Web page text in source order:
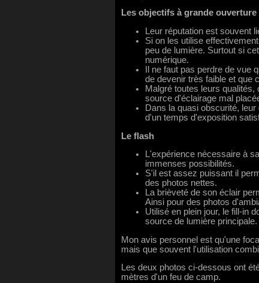
Les objectifs à grande ouverture
Leur réputation est souvent
Si on les utilise
peu de lumière. Surtout si
numérique.
Il ne faut pas perdre de vue
de devenir très faible et que
Malgré toutes leurs
source d'éclairage mal
Dans la quasi obscurité,
d'un temps d'exposition
Le flash
L'expérience nécessaire à
immenses possibilités.
S'il est assez puissant il
des photos nettes.
La brièveté de son éclair
Ainsi pour des photos
Utilisé en plein jour, le fill-in
source de lumière principale.
Mon avis personnel est qu'une
mais que souvent l'utilisation
Les deux photos ci-dessous ont
mètres d'un feu de camp.